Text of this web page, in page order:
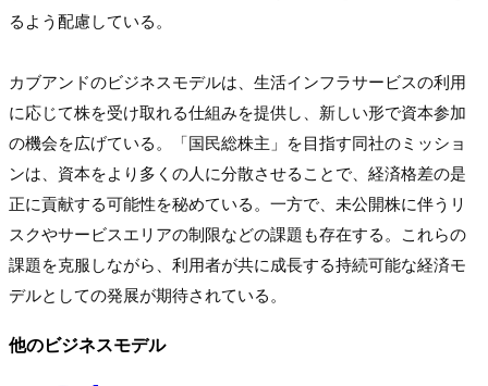
るよう配慮している。
カブアンドのビジネスモデルは、生活インフラサービスの利用
に応じて株を受け取れる仕組みを提供し、新しい形で資本参加
の機会を広げている。「国民総株主」を目指す同社のミッショ
ンは、資本をより多くの人に分散させることで、経済格差の是
正に貢献する可能性を秘めている。一方で、未公開株に伴うリ
スクやサービスエリアの制限などの課題も存在する。これらの
課題を克服しながら、利用者が共に成長する持続可能な経済モ
デルとしての発展が期待されている。
他のビジネスモデル